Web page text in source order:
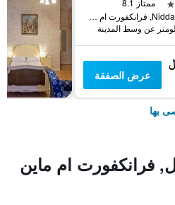
ممتاز 8.1
Niddastr. 65, فرانكفورت ام ماين, هسه, ألمانيا
عرض الصفقة
بها
فرانكفورت ام ماين